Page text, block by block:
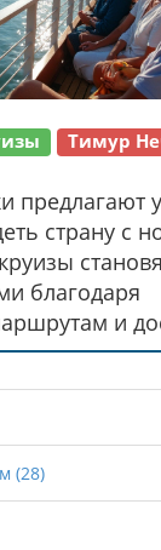
Тимур
предлагают
страну с
благодаря
и
может
комфорта
историю
тех, кто
(28)